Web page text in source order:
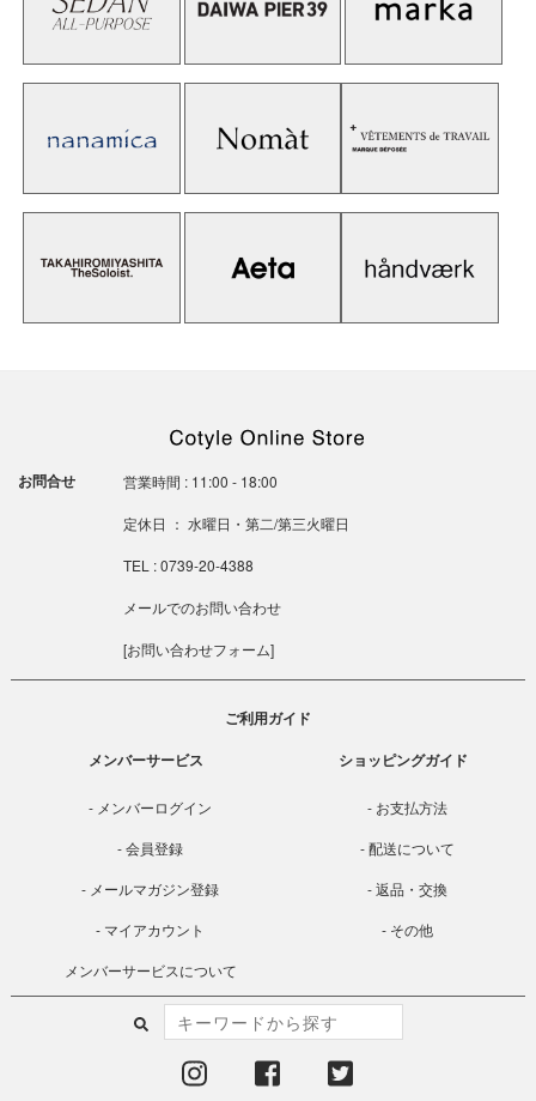
お問合せ 営業時間 : 11:00 - 18:00
定休日 ： 水曜日・第二/第三火曜日
TEL : 0739-20-4388
メールでのお問い合わせ
[お問い合わせフォーム]
ご利用ガイド
メンバーサービス
メンバーログイン
会員登録
メールマガジン登録
マイアカウント
メンバーサービスについて
ショッピングガイド
お支払方法
配送について
返品・交換
その他